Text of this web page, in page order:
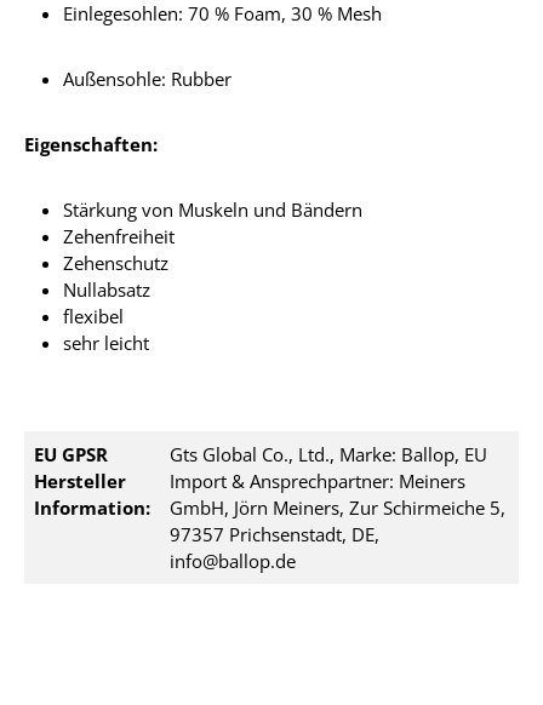
Einlegesohlen: 70 % Foam, 30 % Mesh
Außensohle: Rubber
Eigenschaften:
Stärkung von Muskeln und Bändern
Zehenfreiheit
Zehenschutz
Nullabsatz
flexibel
sehr leicht
EU GPSR
Hersteller
Information:
Gts Global Co., Ltd., Marke: Ballop, EU
Import & Ansprechpartner: Meiners
GmbH, Jörn Meiners, Zur Schirmeiche 5,
97357 Prichsenstadt, DE,
info@ballop.de